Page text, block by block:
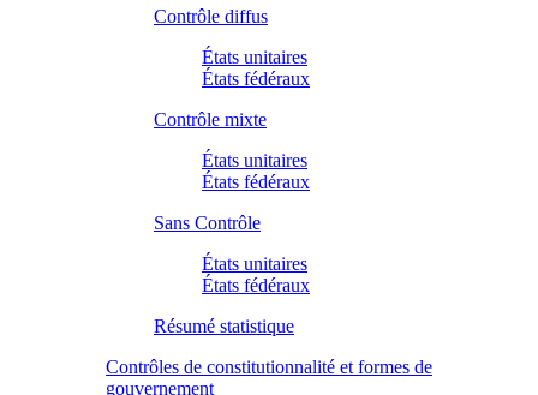
Contrôle diffus
États unitaires
États fédéraux
Contrôle mixte
États unitaires
États fédéraux
Sans Contrôle
États unitaires
États fédéraux
Résumé statistique
Contrôles de constitutionnalité et formes de
gouvernement